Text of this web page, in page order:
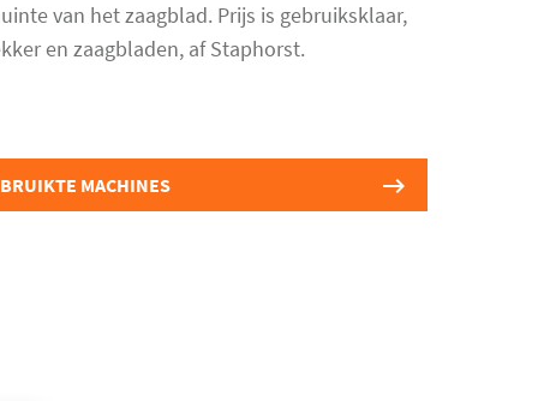
van het zaagblad. Prijs is gebruiksklaar,
en zaagbladen, af Staphorst.
MACHINES